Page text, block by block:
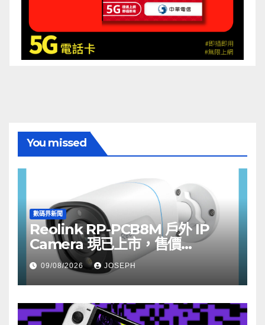
You missed
數碼界新聞
Reolink RP-PCB8M 戶外 IP
Camera 現已上市，售價
HK$722
09/08/2026 JOSEPH